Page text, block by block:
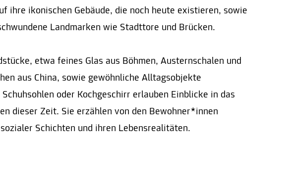
ihre ikonischen Gebäude, die noch heute existieren, sowie
Landmarken wie Stadttore und Brücken.
etwa feines Glas aus Böhmen, Austernschalen und
aus China, sowie gewöhnliche Alltagsobjekte
oder Kochgeschirr erlauben Einblicke in das
dieser Zeit. Sie erzählen von den Bewohner*innen
Schichten und ihren Lebensrealitäten.